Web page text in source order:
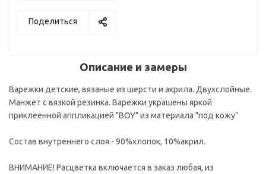
Поделиться
Описание и замеры
Варежки детские, вязаные из шерсти и акрила. Двухслойные.
Манжет с вязкой резинка. Варежки украшены яркой
приклеенной аппликацией "BOY" из материала "под кожу"
Состав внутреннего слоя - 90%хлопок, 10%акрил.
ВНИМАНИЕ! Расцветка включается в заказ любая, из